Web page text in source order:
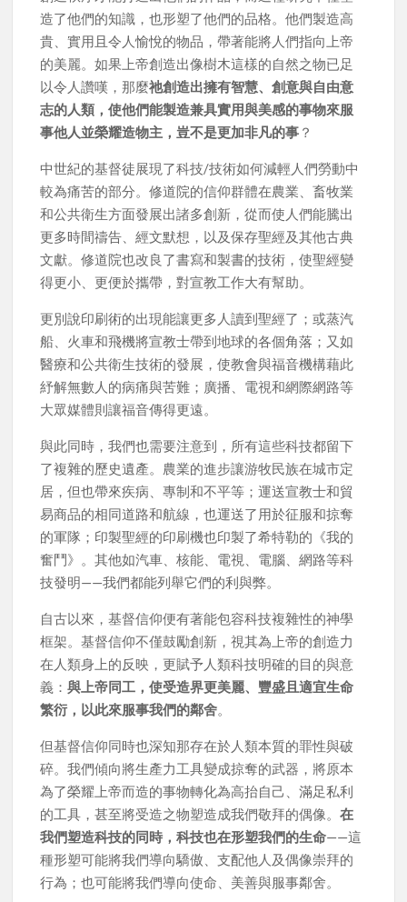
造了他們的知識，也形塑了他們的品格。他們製造高
貴、實用且令人愉悅的物品，帶著能將人們指向上帝
的美麗。如果上帝創造出像樹木這樣的自然之物已足
以令人讚嘆，那麼祂創造出擁有智慧、創意與自由意
志的人類，使他們能製造兼具實用與美感的事物來服
事他人並榮耀造物主，豈不是更加非凡的事 ？
中世紀的基督徒展現了科技/技術如何減輕人們勞動中
較為痛苦的部分。修道院的信仰群體在農業、畜牧業
和公共衛生方面發展出諸多創新，從而使人們能騰出
更多時間禱告、經文默想，以及保存聖經及其他古典
文獻。修道院也改良了書寫和製書的技術，使聖經變
得更小、更便於攜帶，對宣教工作大有幫助。
更別說印刷術的出現能讓更多人讀到聖經了；或蒸汽
船、火車和飛機將宣教士帶到地球的各個角落；又如
醫療和公共衛生技術的發展，使教會與福音機構藉此
紓解無數人的病痛與苦難；廣播、電視和網際網路等
大眾媒體則讓福音傳得更遠。
與此同時，我們也需要注意到，所有這些科技都留下
了複雜的歷史遺產。農業的進步讓游牧民族在城市定
居，但也帶來疾病、專制和不平等；運送宣教士和貿
易商品的相同道路和航線，也運送了用於征服和掠奪
的軍隊；印製聖經的印刷機也印製了希特勒的《我的
奮鬥》。其他如汽車、核能、電視、電腦、網路等科
技發明——我們都能列舉它們的利與弊。
自古以來，基督信仰便有著能包容科技複雜性的神學
框架。基督信仰不僅鼓勵創新，視其為上帝的創造力
在人類身上的反映，更賦予人類科技明確的目的與意
義：與上帝同工，使受造界更美麗、豐盛且適宜生命
繁衍，以此來服事我們的鄰舍。
但基督信仰同時也深知那存在於人類本質的罪性與破
碎。我們傾向將生產力工具變成掠奪的武器，將原本
為了榮耀上帝而造的事物轉化為高抬自己、滿足私利
的工具，甚至將受造之物塑造成我們敬拜的偶像。在
我們塑造科技的同時，科技也在形塑我們的生命——這
種形塑可能將我們導向驕傲、支配他人及偶像崇拜的
行為；也可能將我們導向使命、美善與服事鄰舍。